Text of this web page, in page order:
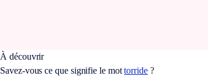
À découvrir
Savez-vous ce que signifie le mottorride?